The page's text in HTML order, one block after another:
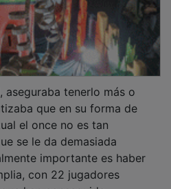
que en su forma de
el once no es tan
se le da demasiada
importante es haber
con 22 jugadores
han conseguido.